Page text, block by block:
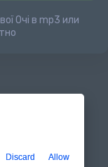
Очі в mp3 или
Discard Allow